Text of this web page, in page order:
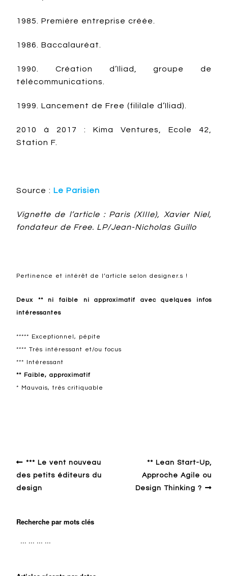
1985. Première entreprise créée.
1986. Baccalauréat.
1990. Création d’Iliad, groupe de
télécommunications.
1999. Lancement de Free (fililale d’Iliad).
2010 à 2017 : Kima Ventures, Ecole 42,
Station F.
Source : Le Parisien
Vignette de l’article : Paris (XIIIe), Xavier Niel,
fondateur de Free. LP/Jean-Nicholas Guillo
Pertinence et intérêt de l’article selon designer.s !
Deux ** ni faible ni approximatif avec quelques infos
intéressantes
***** Exceptionnel, pépite
**** Très intéressant et/ou focus
*** Intéressant
** Faible, approximatif
* Mauvais, très critiquable
*** Le vent nouveau
des petits éditeurs du
design
** Lean Start-Up,
Approche Agile ou
Design Thinking ?
Recherche par mots clés